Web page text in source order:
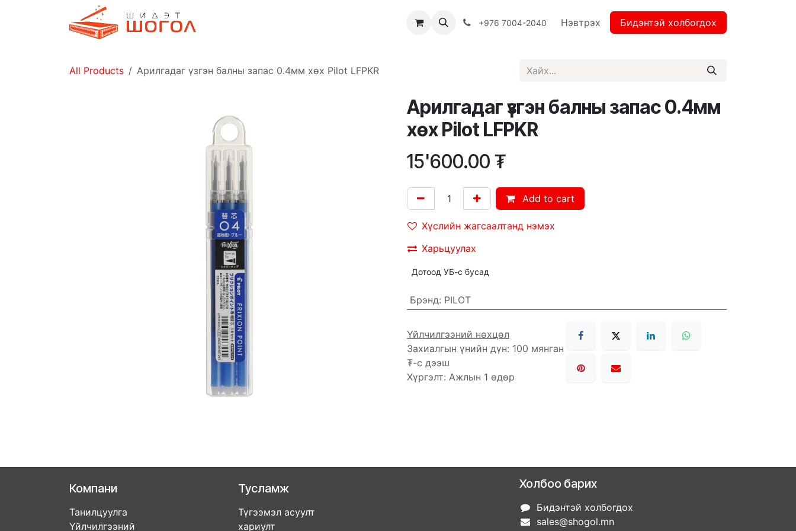
Хямдрал ♻️ Эко шогол+976 7004-2040 Нэвтрэх Бидэнтэй холбогдох
All Products Арилгадаг үзгэн балны запас 0.4мм хөх Pilot LFPKR
Арилгадаг үзгэн балны запас 0.4мм
хөх Pilot LFPKR
15'600.00 ₮
Add to cart
Хүслийн жагсаалтанд нэмэх
Харьцуулах
Дотоод УБ-с бусад
Брэнд: PILOT
Үйлчилгээний нөхцөл
Захиалгын үнийн дүн: 100 мянган
₮-с дээш
Хүргэлт: Ажлын 1 өдөр
Компани
Танилцуулга
Үйлчилгээний
Тусламж
Түгээмэл асуулт
хариулт
Холбоо барих
Бидэнтэй холбогдох
sales@shogol.mn